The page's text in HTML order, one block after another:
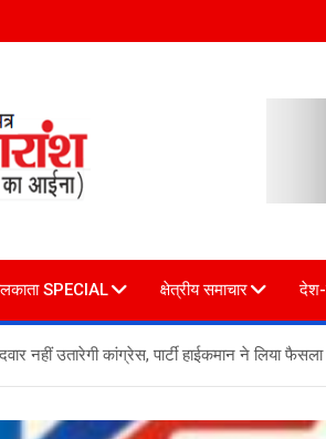
SPECIAL क्षेत्रीय समाचार देश-
नहीं उतारेगी कांग्रेस, पार्टी हाईकमान ने लिया फैसला